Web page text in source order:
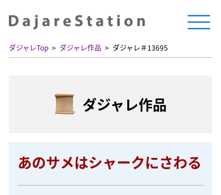
ダジャレTop ダジャレ作品 ダジャレ＃13695
ダジャレ作品
あのサメはシャークにさわる